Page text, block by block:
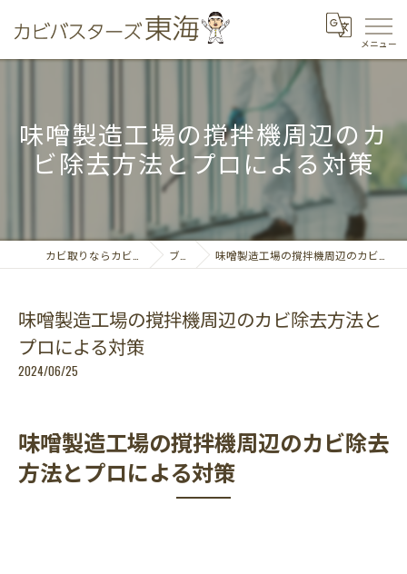
味噌製造工場の撹拌機周辺のカ
ビ除去方法とプロによる対策
ブログ 味噌製造工場の撹拌機周辺のカビ除去方法とプロによる対策
味噌製造工場の撹拌機周辺のカビ除去方法と
プロによる対策
2024/06/25
味噌製造工場の撹拌機周辺のカビ除去
方法とプロによる対策